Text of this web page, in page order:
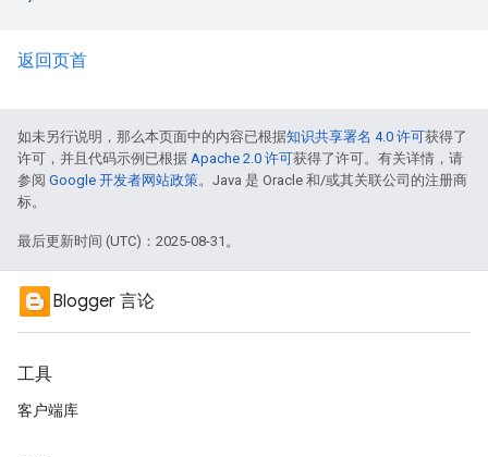
返回页首
如未另行说明，那么本页面中的内容已根据知识共享署名 4.0 许可获得了
许可，并且代码示例已根据 Apache 2.0 许可获得了许可。有关详情，请
参阅 Google 开发者网站政策。Java 是 Oracle 和/或其关联公司的注册商
标。
最后更新时间 (UTC)：2025-08-31。
Blogger 言论
工具
客户端库